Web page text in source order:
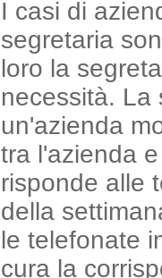
I casi di
segretaria
loro la
necessità. La
un'azienda
tra l'azienda
risponde alle
della
le telefonate
cura la